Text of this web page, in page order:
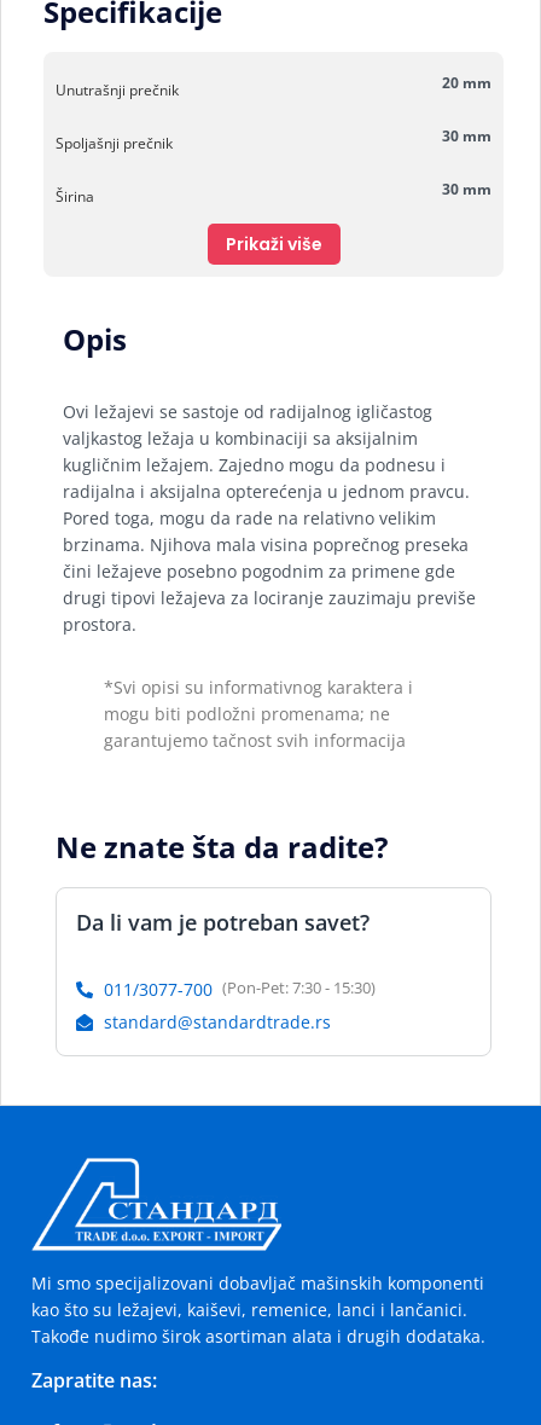
Specifikacije
Unutrašnji prečnik 20 mm
Spoljašnji prečnik 30 mm
Širina 30 mm
Prikaži više
Opis
Ovi ležajevi se sastoje od radijalnog igličastog
valjkastog ležaja u kombinaciji sa aksijalnim
kugličnim ležajem. Zajedno mogu da podnesu i
radijalna i aksijalna opterećenja u jednom pravcu.
Pored toga, mogu da rade na relativno velikim
brzinama. Njihova mala visina poprečnog preseka
čini ležajeve posebno pogodnim za primene gde
drugi tipovi ležajeva za lociranje zauzimaju previše
prostora.
*Svi opisi su informativnog karaktera i
mogu biti podložni promenama; ne
garantujemo tačnost svih informacija
Ne znate šta da radite?
Da li vam je potreban savet?
011/3077-700 (Pon-Pet: 7:30 - 15:30)
standard@standardtrade.rs
Mi smo specijalizovani dobavljač mašinskih komponenti
kao što su ležajevi, kaiševi, remenice, lanci i lančanici.
Takođe nudimo širok asortiman alata i drugih dodataka.
Zapratite nas: